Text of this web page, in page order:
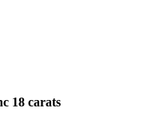
18 carats